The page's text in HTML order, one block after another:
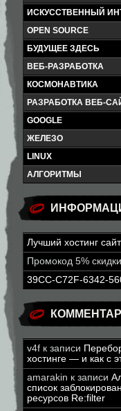
ИСКУССТВЕННЫЙ
OPEN SOURCE
БУДУЩЕЕ ЗДЕСЬ
ВЕБ-РАЗРАБОТКА
КОСМОНАВТИКА
РАЗРАБОТКА ВЕБ-
GOOGLE
ЖЕЛЕЗО
LINUX
АЛГОРИТМЫ
Лучший хостинг
Промокод 5%
39CC-C72F-6342-
v4f к записи
хостинге — и как с
amarakin к записи
список
ресурсов Re:filter